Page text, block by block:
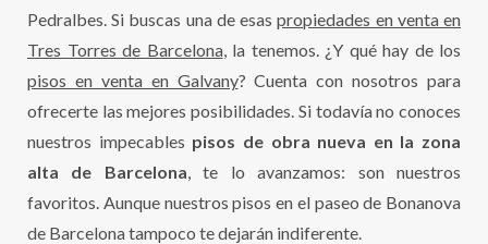
Pedralbes. Si buscas una de esaspropiedades en venta en
Tres Torres de Barcelona, la tenemos. ¿Y qué hay de los
pisos en venta en Galvany? Cuenta con nosotros para
ofrecerte las mejores posibilidades. Si todavía no conoces
nuestros impecables pisos de obra nueva en la zona
alta de Barcelona, te lo avanzamos: son nuestros
favoritos. Aunque nuestros pisos en el paseo de Bonanova
de Barcelona tampoco te dejarán indiferente.